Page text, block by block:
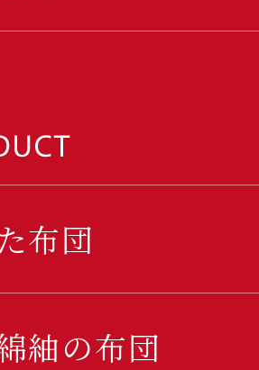
布団
紬の布団